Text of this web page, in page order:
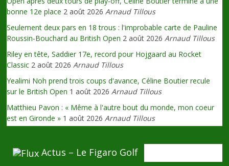
bonne 12e place 2 août 2026 Arnaud Tillous
Seulement deux pars en 18 trous : l'improbable carte de Pauline
Roussin-Bouchard au British Open 2 août 2026 Arnaud Tillous
Riley en tête, Saddier 17e, record pour Hojgaard au Rocket
Classic 2 août 2026 Arnaud Tillous
Yealimi Noh prend trois coups d'avance, Céline Boutier recule
sur le British Open 1 août 2026 Arnaud Tillous
Matthieu Pavon : « Même à l'autre bout du monde, mon coeur
est en Gironde » 1 août 2026 Arnaud Tillous
Actus – Le Figaro Golf